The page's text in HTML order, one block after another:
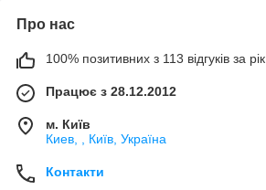
Про нас
100% позитивних з 113 відгуків за рік
Працює з 28.12.2012
м. Київ
Киев, , Київ, Україна
Контакти